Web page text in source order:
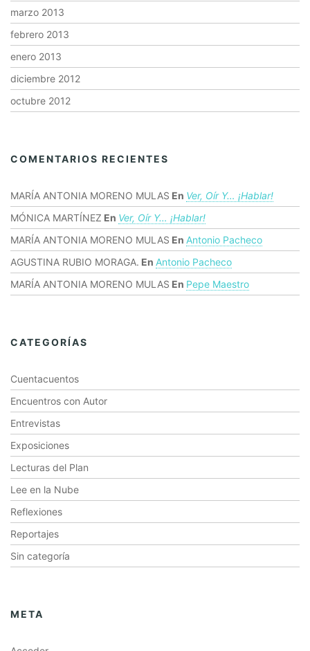
marzo 2013
febrero 2013
enero 2013
diciembre 2012
octubre 2012
COMENTARIOS RECIENTES
MARÍA ANTONIA MORENO MULAS En Ver, Oír Y… ¡hablar!
MÓNICA MARTÍNEZ En Ver, Oír Y… ¡hablar!
MARÍA ANTONIA MORENO MULAS En Antonio Pacheco
AGUSTINA RUBIO MORAGA. En Antonio Pacheco
MARÍA ANTONIA MORENO MULAS En Pepe Maestro
CATEGORÍAS
Cuentacuentos
Encuentros con Autor
Entrevistas
Exposiciones
Lecturas del Plan
Lee en la Nube
Reflexiones
Reportajes
Sin categoría
META